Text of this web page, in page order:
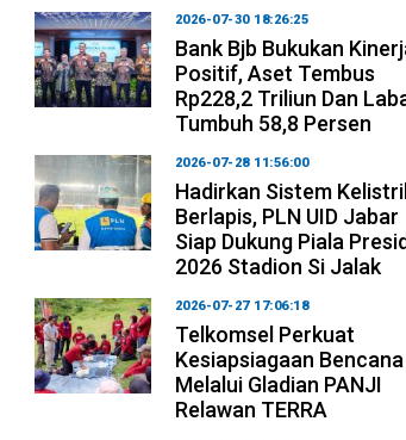
2026-07-30 18:26:25
Bank Bjb Bukukan
Positif, Aset Tembus
Rp228,2 Triliun Dan
Tumbuh 58,8 Persen
2026-07-28 11:56:00
Hadirkan Sistem
Berlapis, PLN UID Jabar
Siap Dukung Piala
2026 Stadion Si Jalak
2026-07-27 17:06:18
Telkomsel Perkuat
Kesiapsiagaan Bencana
Melalui Gladian PANJI
Relawan TERRA